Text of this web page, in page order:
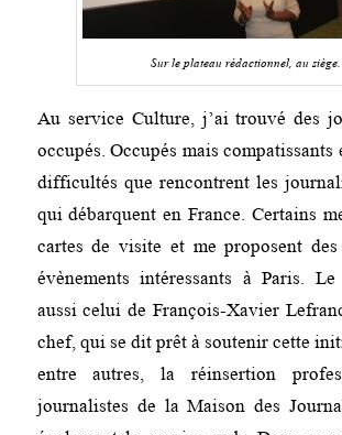
Sur le plateau rédactionnel, au siège.
Au service Culture, j’ai trouvé des
occupés. Occupés mais
difficultés que rencontrent les
qui débarquent en France. Certains
cartes de visite et me proposent
évènements intéressants à Paris.
aussi celui de François-Xavier
chef, qui se dit prêt à soutenir cette
entre autres, la réinsertion
journalistes de la Maison des